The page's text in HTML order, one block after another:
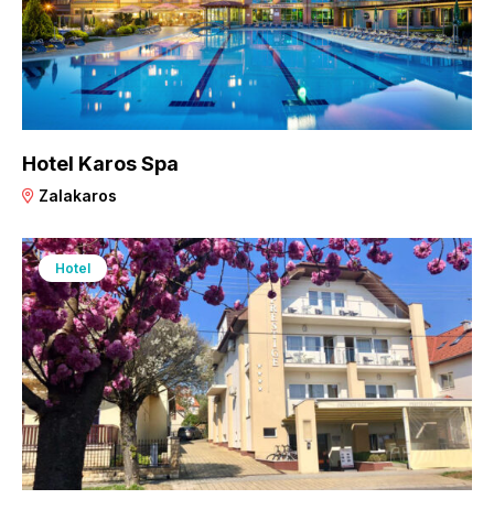
Hotel Karos Spa
Zalakaros
Hotel